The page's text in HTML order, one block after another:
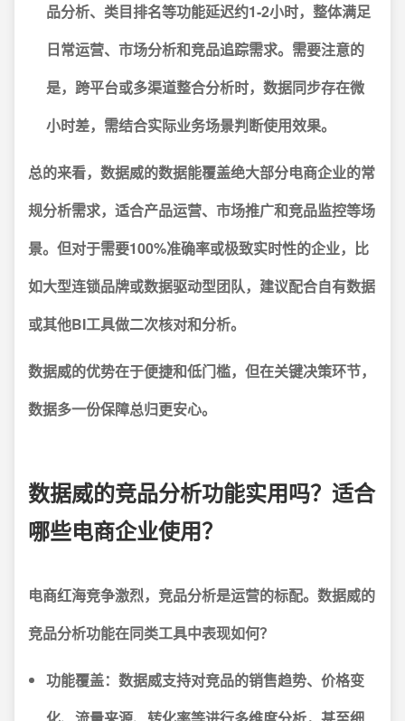
品分析、类目排名等功能延迟约1-2小时，整体满足
日常运营、市场分析和竞品追踪需求。需要注意的
是，跨平台或多渠道整合分析时，数据同步存在微
小时差，需结合实际业务场景判断使用效果。
总的来看，数据威的数据能覆盖绝大部分电商企业的常
规分析需求，适合产品运营、市场推广和竞品监控等场
景。但对于需要100%准确率或极致实时性的企业，比
如大型连锁品牌或数据驱动型团队，建议配合自有数据
或其他BI工具做二次核对和分析。
数据威的优势在于便捷和低门槛，但在关键决策环节，
数据多一份保障总归更安心。
数据威的竞品分析功能实用吗？适合
哪些电商企业使用？
电商红海竞争激烈，竞品分析是运营的标配。数据威的
竞品分析功能在同类工具中表现如何？
功能覆盖： 数据威支持对竞品的销售趋势、价格变